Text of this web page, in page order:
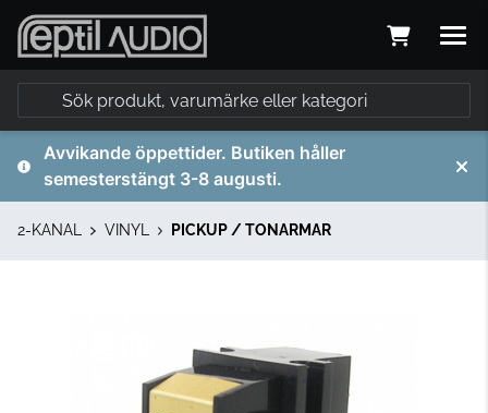
Avvikande öppettider. Butiken håller
semesterstängt 3-8 augusti.
2-KANAL VINYL PICKUP / TONARMAR